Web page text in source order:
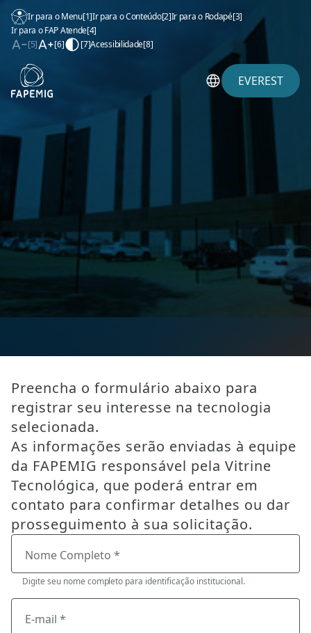
Ir para o Menu[1]Ir para o Conteúdo[2]Ir para o Rodapé[3]
Ir para o FAP Atende[4]
[5]
[6] [7]Acessibilidade[8]
EVEREST
Preencha o formulário abaixo para
registrar seu interesse na tecnologia
selecionada.
As informações serão enviadas à equipe
da FAPEMIG responsável pela Vitrine
Tecnológica, que poderá entrar em
contato para confirmar detalhes ou dar
prosseguimento à sua solicitação.
Nome Completo *
Digite seu nome completo para identificação institucional.
E-mail *